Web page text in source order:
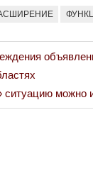
ситуацию можно